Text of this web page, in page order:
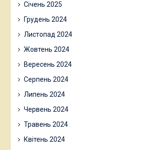
Січень 2025
Грудень 2024
Листопад 2024
Жовтень 2024
Вересень 2024
Серпень 2024
Липень 2024
Червень 2024
Травень 2024
Квітень 2024